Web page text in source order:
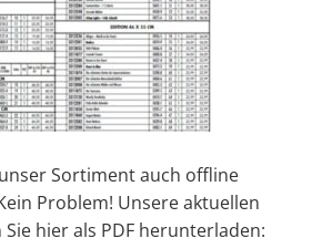
Sortiment auch offline
Problem! Unsere aktuellen
hier als PDF herunterladen: